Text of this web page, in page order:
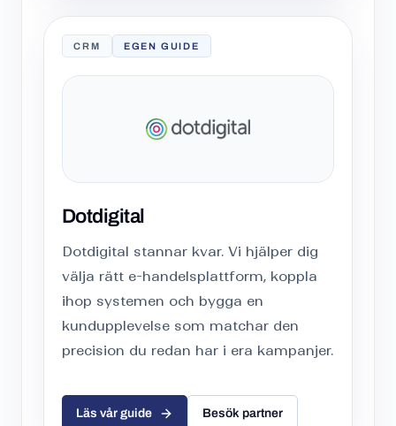
CRM EGEN GUIDE
Dotdigital
Dotdigital stannar kvar. Vi hjälper dig
välja rätt e-handelsplattform, koppla
ihop systemen och bygga en
kundupplevelse som matchar den
precision du redan har i era kampanjer.
Läs vår guide Besök partner